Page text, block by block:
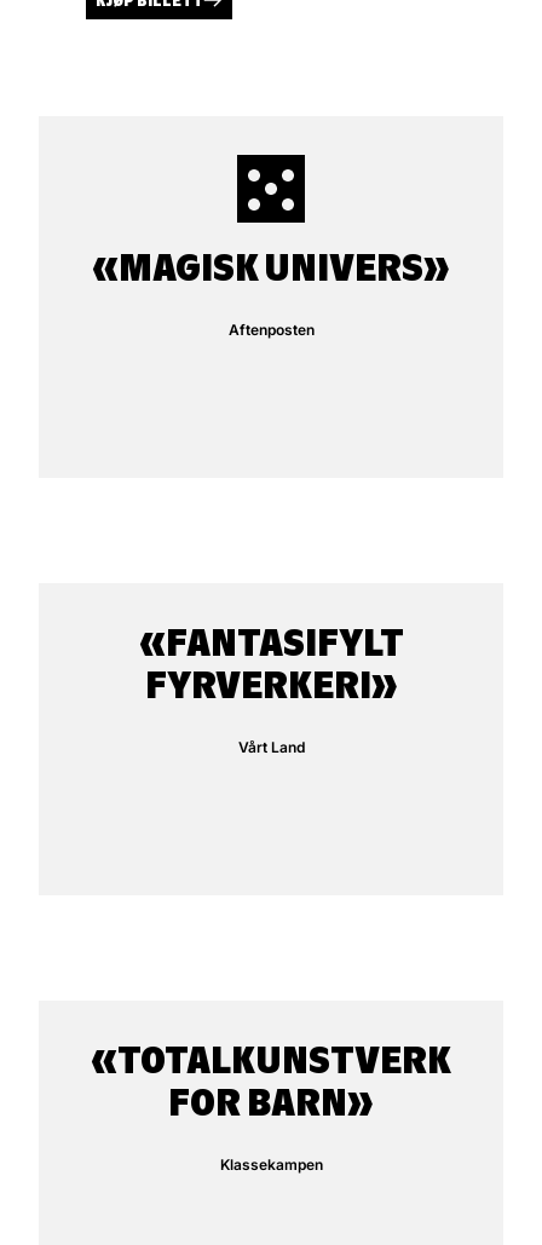
MAGISK UNIVERS
Aftenposten
FANTASIFYLT
FYRVERKERI
Vårt Land
TOTALKUNSTVERK
FOR BARN
Klassekampen